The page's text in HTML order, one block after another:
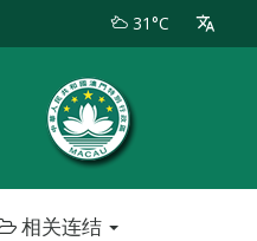
31°C
相关连结